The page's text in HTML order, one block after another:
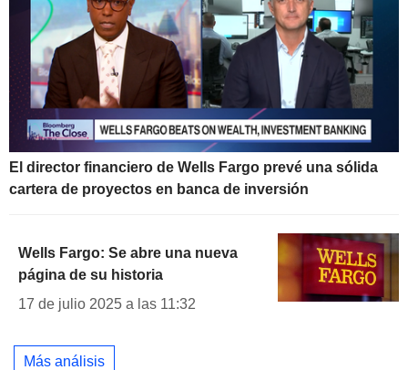
El director financiero de Wells Fargo prevé una sólida
cartera de proyectos en banca de inversión
Wells Fargo: Se abre una nueva
página de su historia
17 de julio 2025 a las 11:32
Más análisis